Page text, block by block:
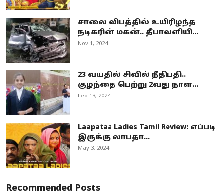
சாலை விபத்தில் உயிரிழந்த
நடிகரின் மகன்.. தீபாவளியி...
Nov 1, 2024
23 வயதில் சிவில் நீதிபதி..
குழந்தை பெற்று 2வது நாள...
Feb 13, 2024
Laapataa Ladies Tamil Review: எப்படி
இருக்கு லாபதா...
May 3, 2024
Recommended Posts